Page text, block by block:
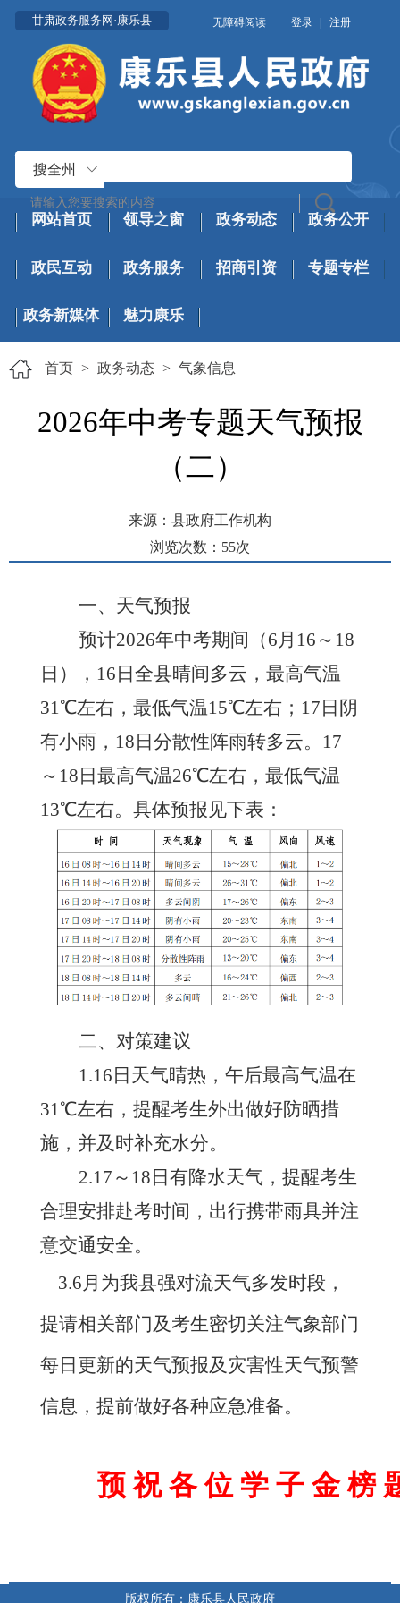
甘肃政务服务网·康乐县 无障碍阅读 登录 | 注册
搜全州
网站首页 领导之窗 政务动态 政务公开
政民互动 政务服务 招商引资 专题专栏
政务新媒体 魅力康乐
首页 > 政务动态 > 气象信息
2026年中考专题天气预报
（二）
来源：县政府工作机构
浏览次数： 55次
一、天气预报
预计2026年中考期间（6月16～18
日），16日全县晴间多云，最高气温
31 ℃左右，最低气温1 5℃左右；17日 阴
有小雨， 18日分散性阵雨转多云。 17
～18日 最高气温26℃左右，最低气温
1 3℃左右。具体预报见下表：
二、对策建议
1 .16日天气晴热，午后最高气温在
31℃左右，提醒考生外出做好防晒措
施，并及时补充水分。
2.17～ 18日 有降水天气 ，提醒考生
合理安排赴考时间，出行携带雨具并注
意交通安全。
3.6 月为我县强对流天气多发时段，
提请相关部门及考生密切关注气象部门
每日更新的天气预报及灾害性天气预警
信息，提前做好各种应急准备。
预 祝 各 位 学 子 金 榜
版权所有：康乐县人民政府